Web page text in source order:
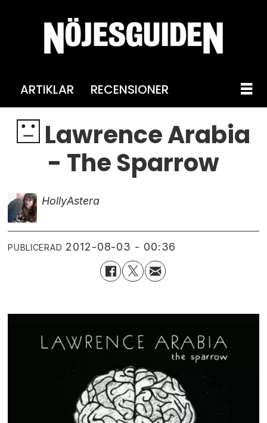
ARTIKLAR RECENSIONER
Lawrence Arabia
- The Sparrow
HollyAstera
PUBLICERAD 2012-08-03 - 00:36